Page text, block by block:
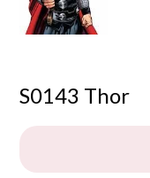
S0143 Thor